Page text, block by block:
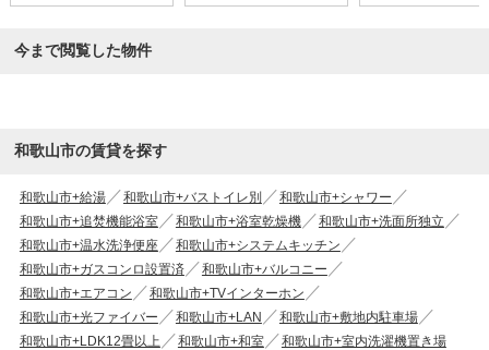
今まで閲覧した物件
和歌山市の賃貸を探す
和歌山市+給湯 和歌山市+バストイレ別
和歌山市+シャワー
和歌山市+追焚機能浴室
和歌山市+浴室乾燥機
和歌山市+洗面所独立
和歌山市+温水洗浄便座
和歌山市+システムキッチン
和歌山市+ガスコンロ設置済
和歌山市+バルコニー
和歌山市+エアコン
和歌山市+TVインターホン
和歌山市+光ファイバー
和歌山市+LAN
和歌山市+敷地内駐車場
和歌山市+LDK12畳以上
和歌山市+和室 和歌山市+室内洗濯機置き場